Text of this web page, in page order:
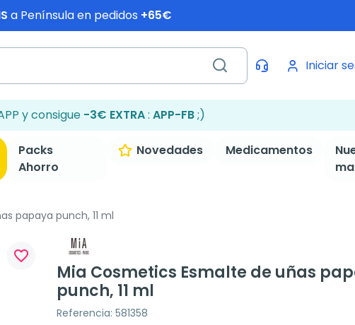
a Península en pedidos +65€
Iniciar
y consigue -3€ EXTRA: APP-FB;)
Packs
Ahorro
Novedades Medicamentos
papaya punch, 11 ml
favorite_border
Mia Cosmetics Esmalte de uñas
punch, 11 ml
Referencia: 581358